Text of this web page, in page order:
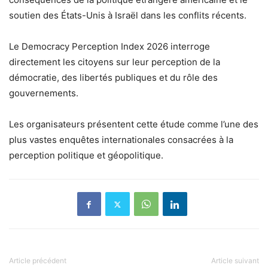
soutien des États-Unis à Israël dans les conflits récents.
Le Democracy Perception Index 2026 interroge
directement les citoyens sur leur perception de la
démocratie, des libertés publiques et du rôle des
gouvernements.
Les organisateurs présentent cette étude comme l’une des
plus vastes enquêtes internationales consacrées à la
perception politique et géopolitique.
Article précédent Article suivant